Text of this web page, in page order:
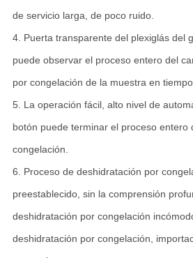
de servicio larga, de poco ruido.
4. Puerta transparente del plexiglás del
puede observar el proceso entero del
por congelación de la muestra en
5. La operación fácil, alto nivel de
botón puede terminar el proceso entero
congelación.
6. Proceso de deshidratación por
preestablecido, sin la comprensión
deshidratación por congelación
deshidratación por congelación,